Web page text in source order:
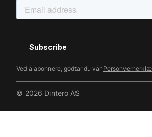
Ved å abonnere, godtar du vår
© 2026 Dintero AS